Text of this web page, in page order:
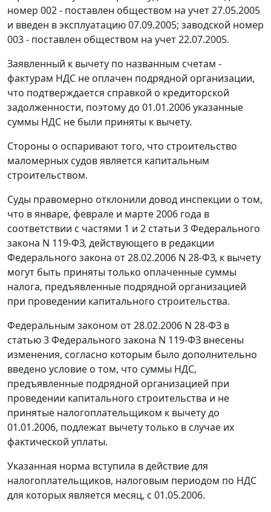
номер 002 - поставлен обществом на учет 27.05.2005
и введен в эксплуатацию 07.09.2005; заводской номер
003 - поставлен обществом на учет 22.07.2005.
Заявленный к вычету по названным счетам -
фактурам НДС не оплачен подрядной организации,
что подтверждается справкой о кредиторской
задолженности, поэтому до 01.01.2006 указанные
суммы НДС не были приняты к вычету.
Стороны о оспаривают того, что строительство
маломерных судов является капитальным
строительством.
Суды правомерно отклонили довод инспекции о том,
что в январе, феврале и марте 2006 года в
соответствии с частями 1 и 2 статьи 3Федерального
закона N 119-ФЗ, действующего в редакции
Федерального закона от 28.02.2006 N 28-ФЗ, к вычету
могут быть приняты только оплаченные суммы
налога, предъявленные подрядной организацией
при проведении капитального строительства.
Федеральным законом от 28.02.2006 N 28-ФЗ в
статью 3Федерального закона N 119-ФЗ внесены
изменения, согласно которым было дополнительно
введено условие о том, что суммы НДС,
предъявленные подрядной организацией при
проведении капитального строительства и не
принятые налогоплательщиком к вычету до
01.01.2006, подлежат вычету только в случае их
фактической уплаты.
Указанная норма вступила в действие для
налогоплательщиков, налоговым периодом по НДС
для которых является месяц, с 01.05.2006.